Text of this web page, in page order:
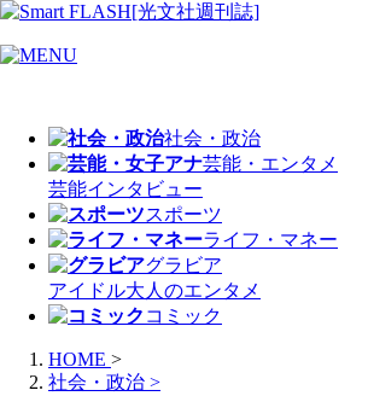
社会・政治
芸能・エンタメ
芸能インタビュー
スポーツ
ライフ・マネー
グラビア
アイドル大人のエンタメ
コミック
HOME >
社会・政治 >